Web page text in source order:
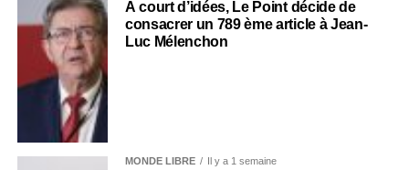
À court d’idées, Le Point décide de
consacrer un 789 ème article à Jean-
Luc Mélenchon
MONDE LIBRE Il y a 1 semaine